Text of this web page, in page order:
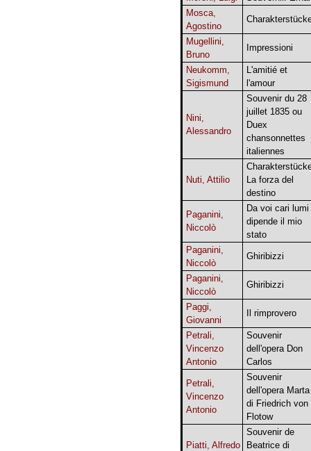
Mosca,
Agostino
Mugellini,
Bruno
Impressioni
Neukomm,
Sigismund
L'amitié et
l'amour
Nini,
Alessandro
Souvenir du 28
juillet 1835 ou
Duex
chansonnettes
italiennes
Nuti, Attilio
La forza del
destino
Paganini,
Niccolò
Da voi cari lumi
dipende il mio
stato
Paganini,
Niccolò
Ghiribizzi
Paganini,
Niccolò
Ghiribizzi
Paggi,
Giovanni
Il rimprovero
Petrali,
Vincenzo
Antonio
Souvenir
dell'opera Don
Carlos
Petrali,
Vincenzo
Antonio
Souvenir
dell'opera Marta
di Friedrich von
Flotow
Piatti, Alfredo
Souvenir de
Beatrice di